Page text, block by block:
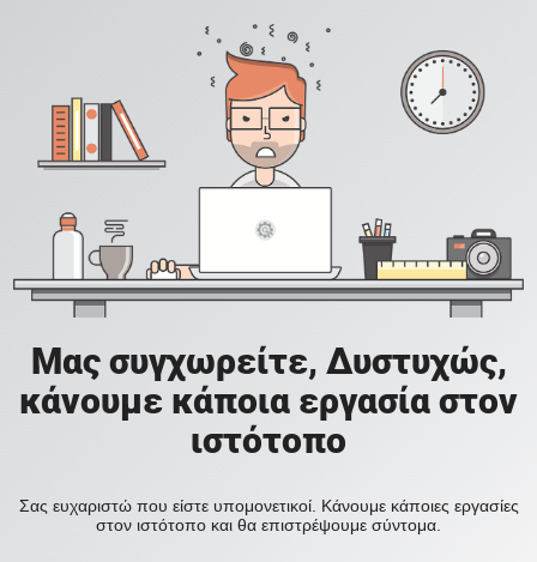
Μας συγχωρείτε, Δυστυχώς,
κάνουμε κάποια εργασία στον
ιστότοπο
Σας ευχαριστώ που είστε υπομονετικοί. Κάνουμε κάποιες εργασίες
στον ιστότοπο και θα επιστρέψουμε σύντομα.